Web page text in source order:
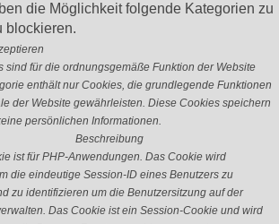
die Möglichkeit folgende Kategorien zu
blockieren.
sind für die ordnungsgemäße Funktion der Website
enthält nur Cookies, die grundlegende Funktionen
der Website gewährleisten. Diese Cookies speichern
persönlichen Informationen.
Beschreibung
ist für PHP-Anwendungen. Das Cookie wird
die eindeutige Session-ID eines Benutzers zu
zu identifizieren um die Benutzersitzung auf der
Das Cookie ist ein Session-Cookie und wird